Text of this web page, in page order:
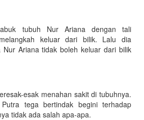
tubuh Nur Ariana dengan tali
keluar dari bilik. Lalu dia
Nur Ariana tidak boleh keluar dari bilik
esak menahan sakit di tubuhnya.
tega bertindak begini terhadap
tidak ada salah apa-apa.